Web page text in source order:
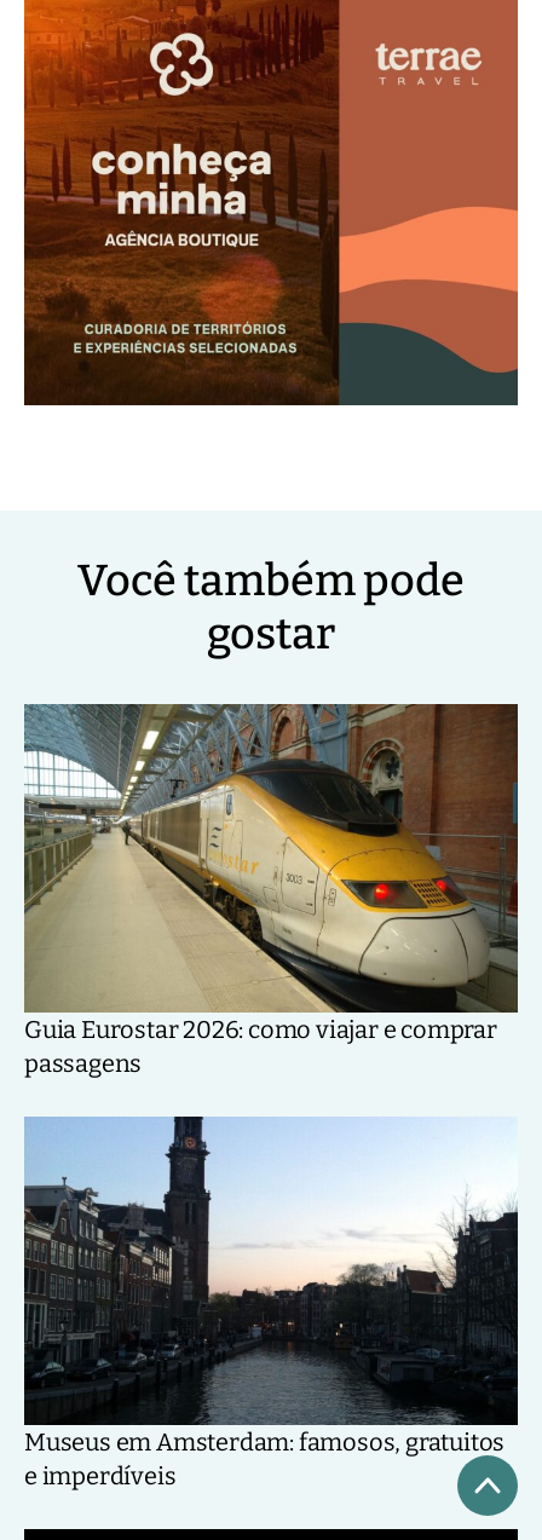
Você também pode
gostar
Guia Eurostar 2026: como viajar e comprar
passagens
Museus em Amsterdam: famosos, gratuitos
e imperdíveis